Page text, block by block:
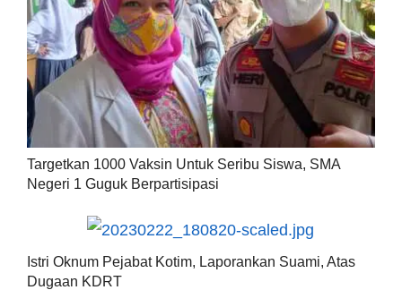
Targetkan 1000 Vaksin Untuk Seribu Siswa, SMA
Negeri 1 Guguk Berpartisipasi
Istri Oknum Pejabat Kotim, Laporankan Suami, Atas
Dugaan KDRT